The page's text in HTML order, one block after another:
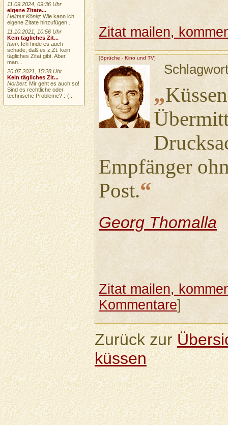
Zitat mailen,
[Sprüche - Kino und TV]
„
Empfänger
Post.“
Georg Thomalla
Zitat mailen,
Kommentare]
Zurück zur
küssen
11.09.2024, 09:36 Uhr
eigene Zitate...
Helmut König: Wie kann ich
eigene Zitate hinzufügen...
11.10.2021, 10:56 Uhr
Kein tägliches Zit...
hsm: Ich finde es auch
schade, daß es z.Zt. kein
tägliches Zitat gibt. Aber
man...
20.07.2021, 15:28 Uhr
Kein tägliches Zit...
Norbert: Mir geht es auch so!
Sind es rechtliche oder
technische Probleme? :-(...